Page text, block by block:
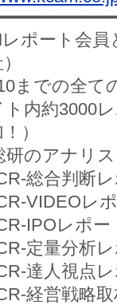
ポート会
までの全て
ト内約3000
）
研のアナリ
総合判断
VIDEOレ
IPOレポー
定量分析
達人視点
経営戦略